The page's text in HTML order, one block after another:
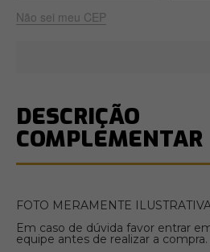
Não sei meu CEP
DESCRIÇÃO
COMPLEMENTAR
FOTO MERAMENTE
Em caso de dúvida favor entrar
equipe antes de realizar a compra.